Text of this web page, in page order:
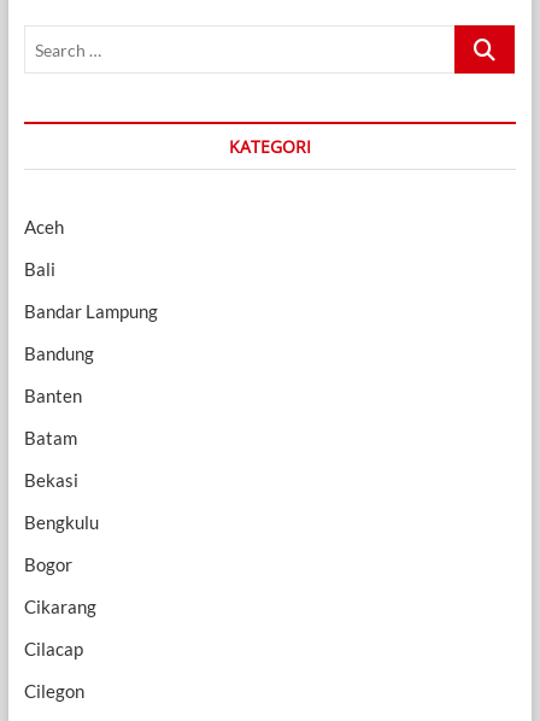
Search
KATEGORI
Aceh
Bali
Bandar Lampung
Bandung
Banten
Batam
Bekasi
Bengkulu
Bogor
Cikarang
Cilacap
Cilegon